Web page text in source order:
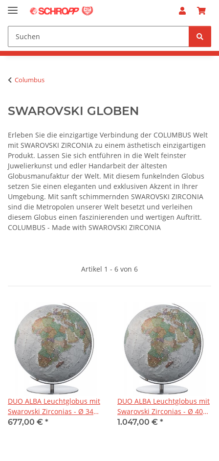
Columbus
SWAROVSKI GLOBEN
Erleben Sie die einzigartige Verbindung der COLUMBUS Welt
mit SWAROVSKI ZIRCONIA zu einem ästhetisch einzigartigen
Produkt. Lassen Sie sich entführen in die Welt feinster
Juwelierkunst und edler Handarbeit der ältesten
Globusmanufaktur der Welt. Mit diesem funkelnden Globus
setzen Sie einen eleganten und exklusiven Akzent in Ihrer
Umgebung. Mit sanft schimmernden SWAROVSKI ZIRCONIA
sind die Metropolen unserer Welt besetzt und verleihen
diesem Globus einen faszinierenden und wertigen Auftritt.
COLUMBUS - Made with SWAROVSKI ZIRCONIA
Artikel 1 - 6 von 6
DUO ALBA Leuchtglobus mit
Swarovski Zirconias - Ø 34
cm
677,00 € *
DUO ALBA Leuchtglobus mit
Swarovski Zirconias - Ø 40
cm
1.047,00 € *